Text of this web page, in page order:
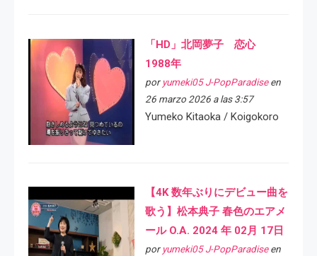
「HD」北岡夢子 恋心
1988年
por yumeki05 J-PopParadiseen
26 marzo 2026 a las 3:57
Yumeko Kitaoka / Koigokoro
【4K 数年ぶりにデビュー曲を
歌う】松本典子 春色のエアメ
ール O.A. 2024 年 02月 17日
por yumeki05 J-PopParadiseen